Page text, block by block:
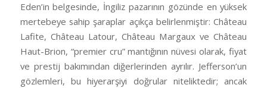
Eden’in belgesinde, İngiliz pazarının gözünde en yüksek
mertebeye sahip şaraplar açıkça belirlenmiştir: Château
Lafite, Château Latour, Château Margaux ve Château
Haut-Brion, “premier cru” mantığının nüvesi olarak, fiyat
ve prestij bakımından diğerlerinden ayrılır. Jefferson’un
gözlemleri, bu hiyerarşiyi doğrular niteliktedir; ancak